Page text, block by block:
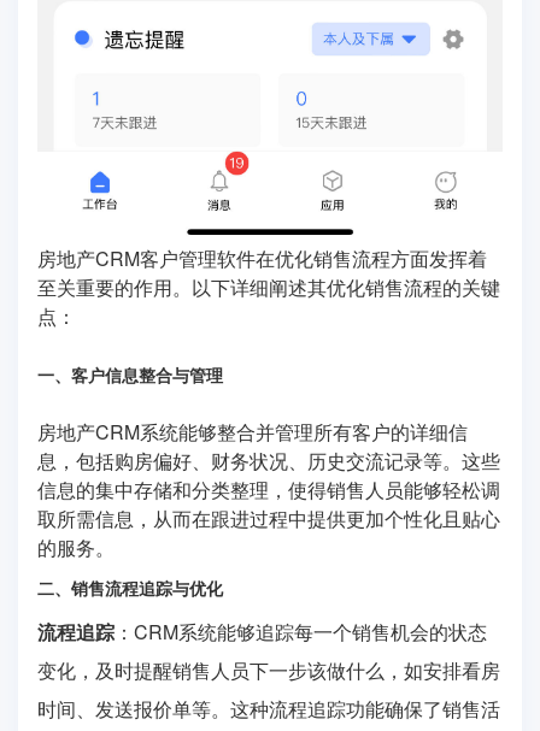
房地产CRM客户管理软件在优化销售流程方面发挥着
至关重要的作用。以下详细阐述其优化销售流程的关键
点：
一、客户信息整合与管理
房地产CRM系统能够整合并管理所有客户的详细信
息，包括购房偏好、财务状况、历史交流记录等。这些
信息的集中存储和分类整理，使得销售人员能够轻松调
取所需信息，从而在跟进过程中提供更加个性化且贴心
的服务。
二、销售流程追踪与优化
流程追踪 ：CRM系统能够追踪每一个销售机会的状态
变化，及时提醒销售人员下一步该做什么，如安排看房
时间、发送报价单等。这种流程追踪功能确保了销售活